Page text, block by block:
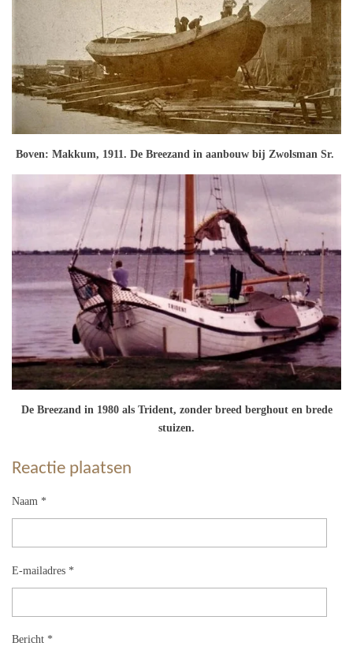
Boven: Makkum, 1911. De Breezand in aanbouw bij Zwolsman Sr.
De Breezand in 1980 als Trident, zonder breed berghout en brede
stuizen.
Reactie plaatsen
Naam *
E-mailadres *
Bericht *